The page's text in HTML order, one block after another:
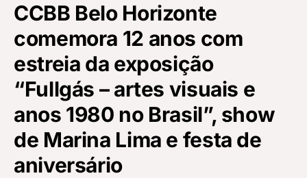
CCBB Belo Horizonte
comemora 12 anos com
estreia da exposição
“Fullgás – artes visuais e
anos 1980 no Brasil”, show
de Marina Lima e festa de
aniversário